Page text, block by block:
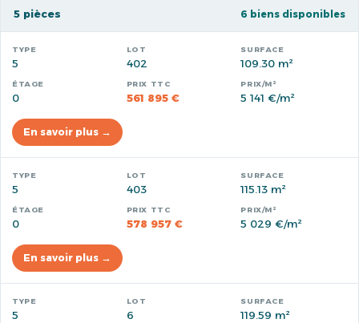
5 pièces 6 biens disponibles
5 402 109.30 m²
0 561 895 € 5 141 €/m²
En savoir plus →
5 403 115.13 m²
0 578 957 € 5 029 €/m²
En savoir plus →
5 6 119.59 m²